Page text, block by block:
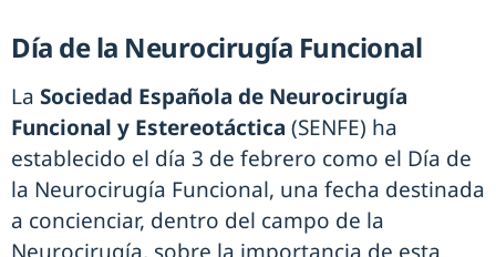
Día de la Neurocirugía Funcional
La Sociedad Española de Neurocirugía
Funcional y Estereotáctica (SENFE) ha
establecido el día 3 de febrero como el Día de
la Neurocirugía Funcional, una fecha destinada
a concienciar, dentro del campo de la